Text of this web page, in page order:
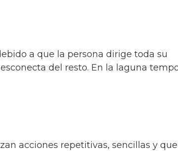
a que la persona dirige toda su
del resto. En la laguna
acciones repetitivas, sencillas y